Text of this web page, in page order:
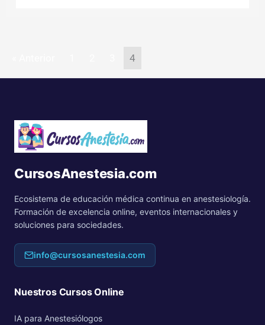
4
CursosAnestesia.com
Ecosistema de educación médica continua en anestesiología.
Formación de excelencia online, eventos internacionales y
soluciones para sociedades.
info@cursosanestesia.com
Nuestros Cursos Online
IA para Anestesiólogos